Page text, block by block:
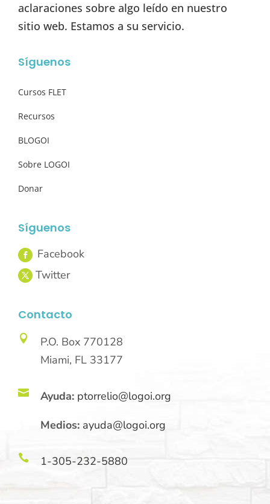
aclaraciones sobre algo leído en nuestro
sitio web. Estamos a su servicio.
Síguenos
Cursos FLET
Recursos
BLOGOI
Sobre LOGOI
Donar
Síguenos
Contacto

P.O. Box 770128
Miami, FL 33177
 Ayuda: ptorrelio@logoi.org
Medios: ayuda@logoi.org
 1-305-232-5880